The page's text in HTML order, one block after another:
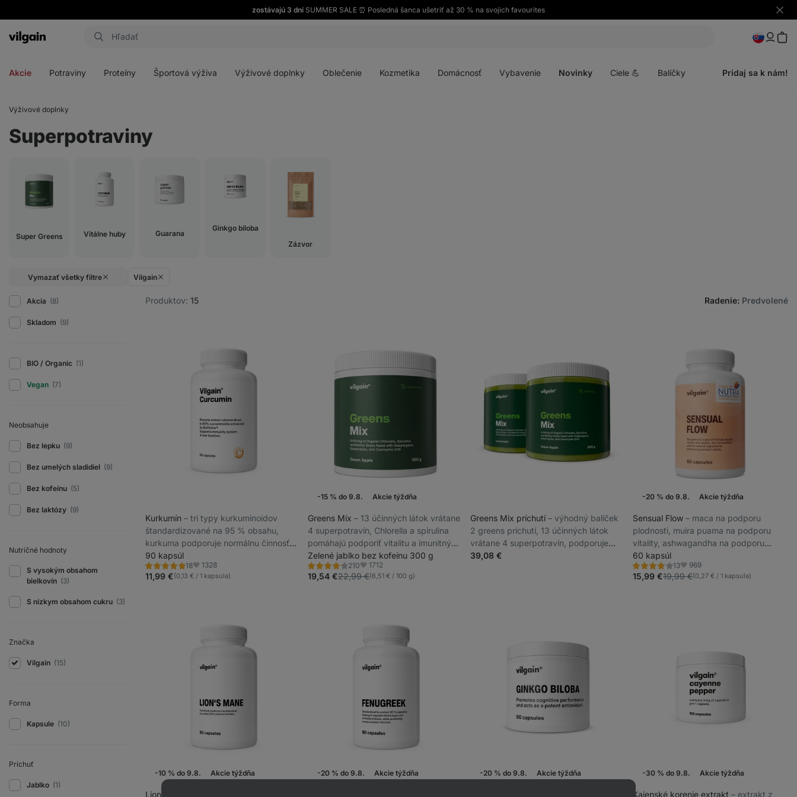
zostávajú 3 dni SUMMER SALE ⏰ Posledná šanca ušetriť až 30 % na svojich favourites
Skryť
Eshop
Akcie Potraviny Proteíny Športová výživa Výživové doplnky Oblečenie Kozmetika Domácnosť Vybavenie Novinky Ciele 💪 Balíčky Pridaj sa k nám!
Výživové doplnky
Superpotraviny
Super Greens Vitálne huby Guarana
Ginkgo biloba
Zázvor
Vymazať všetky filtre Vilgain
Produktov: 15 Radenie: Predvolené
Akcia (8)
Skladom (9)
BIO / Organic (1)
Vegan (7)
Neobsahuje
Bez lepku (9)
Bez umelých sladidiel (9)
Bez kofeínu (5)
Bez laktózy (9)
Nutričné ​​hodnoty
S vysokým obsahom
bielkovín (3)
S nízkym obsahom cukru (3)
Značka
Vilgain (15)
Forma
Kapsule (10)
Príchuť
Jablko (1)
Kurkumín ⁠–⁠ tri typy kurkuminoidov
štandardizované na 95 % obsahu,
kurkuma podporuje normálnu činnosť
pečene, výživový doplnok
90 kapsúl
18
Hodnotenie
4.9/5,
18
Obľúbené
1328
11,99 €(0,13 € / 1 kapsula)
-15 % do 9.8. Akcie týždňa
Greens Mix ⁠–⁠ 13 účinných látok vrátane
4 superpotravín, Chlorella a spirulina
pomáhajú podporiť vitalitu a imunitný
systém, výživový doplnok
Zelené jablko bez kofeínu 300 g
210
Hodnotenie
4.2/5,
210
Obľúbené
1712
19,54 €22,99 €(6,51 € / 100 g)
Greens Mix príchutí ⁠–⁠ výhodný balíček
2 greens príchutí, 13 účinných látok
vrátane 4 superpotravín, podporuje
imunitné aj tráviace funkcie
39,08 €
-20 % do 9.8. Akcie týždňa
Sensual Flow ⁠–⁠ maca na podporu
plodnosti, muira puama na podporu
vitality, ashwagandha na podporu
duševnej pohody, výživový doplnok
60 kapsúl
13
Hodnotenie
3.9/5,
13
Obľúbené
969
15,99 €19,99 €(0,27 € / 1 kapsula)
-10 % do 9.8. Akcie týždňa
Lion's Mane
-20 % do 9.8. Akcie týždňa -20 % do 9.8. Akcie týždňa -30 % do 9.8. Akcie týždňa
Kajenské korenie extrakt ⁠–⁠ extrakt z